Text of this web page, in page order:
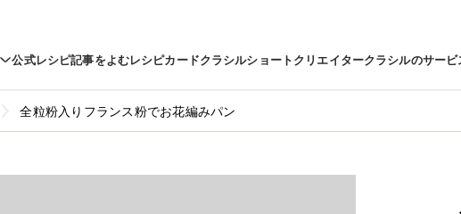
公式レシピ記事をよむレシピカードクラシルショートクリエイタークラシルのサービ
全粒粉入りフランス粉でお花編みパン